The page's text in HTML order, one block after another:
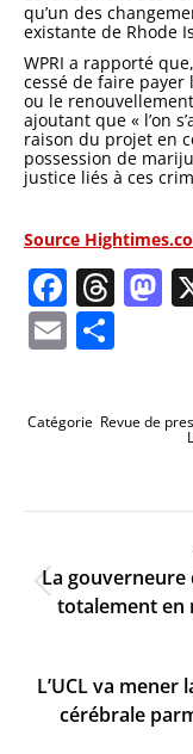
qu’un des
existante de Rhode
WPRI a rapporté
cessé de faire payer
ou le
ajoutant que « l’on
raison du projet en
possession de
justice liés à ces
Source
Email
Catégorie Revue de
Navigation
La gouverneure
totalement en
L’UCL va
cérébrale